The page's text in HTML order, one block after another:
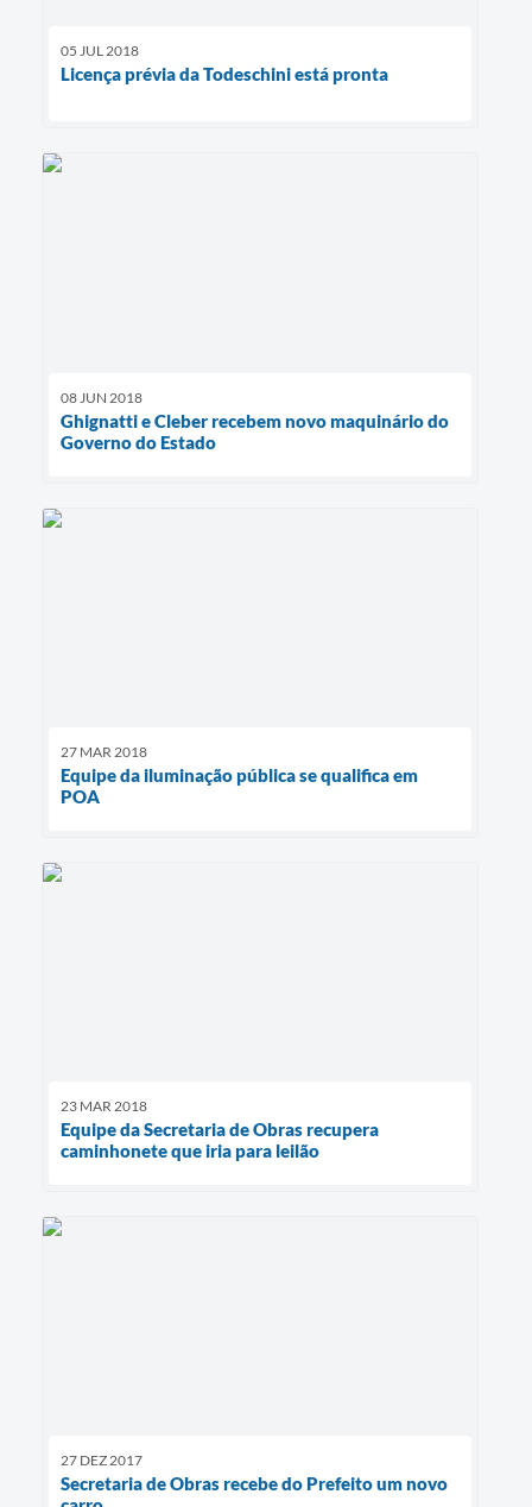
05 JUL 2018
Licença prévia da Todeschini está pronta
08 JUN 2018
Ghignatti e Cleber recebem novo maquinário do
Governo do Estado
27 MAR 2018
Equipe da iluminação pública se qualifica em
POA
23 MAR 2018
Equipe da Secretaria de Obras recupera
caminhonete que iria para leilão
27 DEZ 2017
Secretaria de Obras recebe do Prefeito um novo